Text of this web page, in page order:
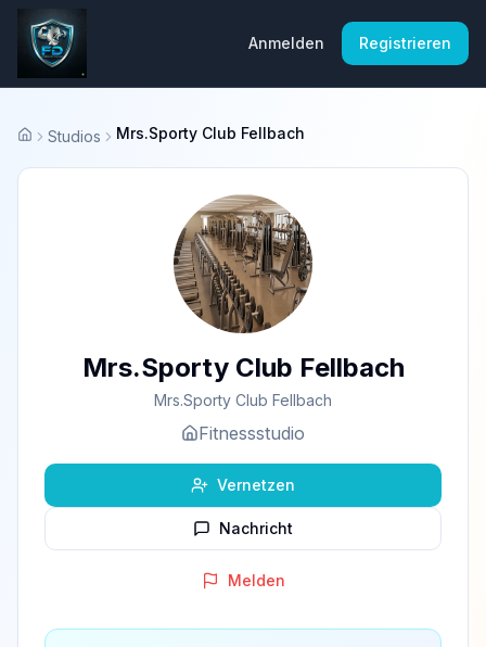
Anmelden Registrieren
Startseite
Studios Mrs.Sporty Club Fellbach
Mrs.Sporty Club Fellbach
Mrs.Sporty Club Fellbach
Fitnessstudio
Vernetzen
Nachricht
Melden